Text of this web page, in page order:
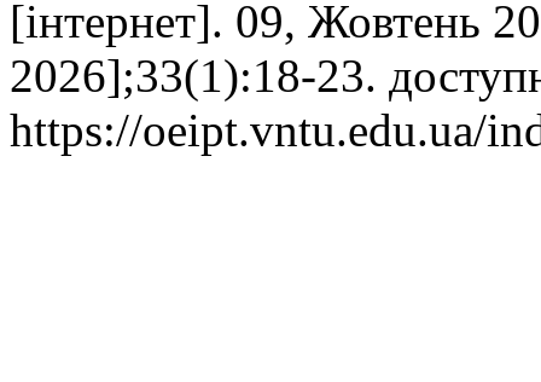
[інтернет]. 09, Жовтень
2026];33(1):18-23.
https://oeipt.vntu.edu.ua/